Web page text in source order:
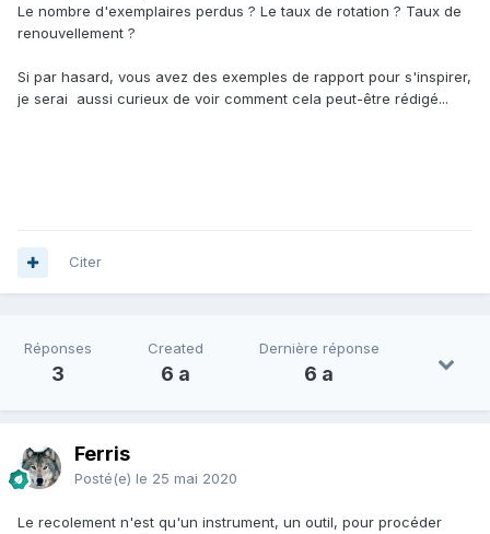
Le nombre d'exemplaires perdus ? Le taux de rotation ? Taux de
renouvellement ?
Si par hasard, vous avez des exemples de rapport pour s'inspirer,
je serai aussi curieux de voir comment cela peut-être rédigé...
Citer
Réponses
3
Created
6 a
Dernière réponse
6 a
Ferris
Posté(e) le 25 mai 2020
Le recolement n'est qu'un instrument, un outil, pour procéder